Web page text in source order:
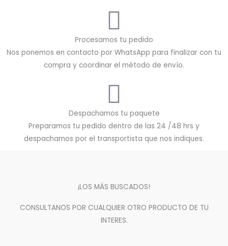
Procesamos tu pedido
Nos ponemos en contacto por WhatsApp para finalizar con tu
compra y coordinar el método de envío.
Despachamos tu paquete
Preparamos tu pedido dentro de las 24 /48 hrs y
despachamos por el transportista que nos indiques.
¡LOS MÁS BUSCADOS!
CONSULTANOS POR CUALQUIER OTRO PRODUCTO DE TU
INTERES.